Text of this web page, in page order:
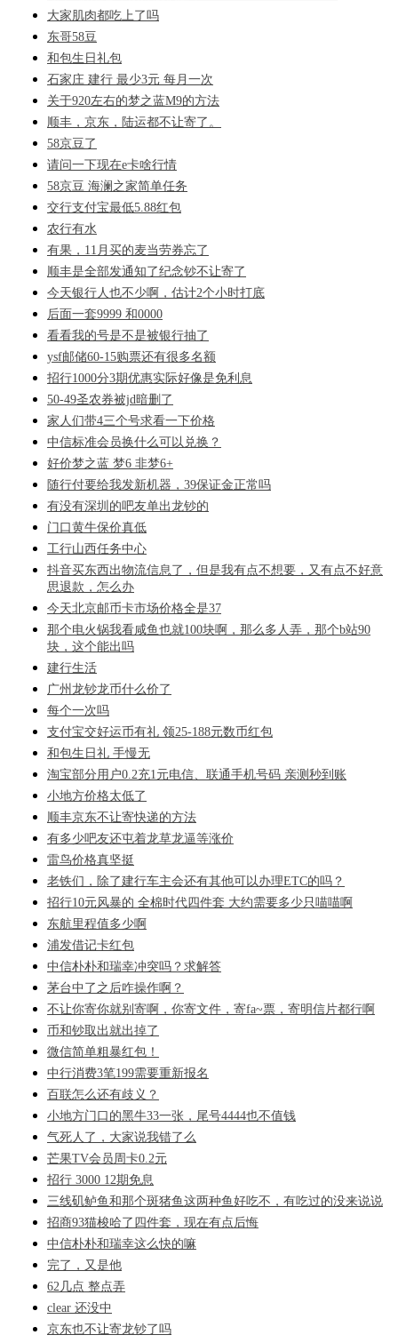
大家肌肉都吃上了吗
东哥58豆
和包生日礼包
石家庄 建行 最少3元 每月一次
关于920左右的梦之蓝M9的方法
顺丰，京东，陆运都不让寄了。
58京豆了
请问一下现在e卡啥行情
58京豆 海澜之家简单任务
交行支付宝最低5.88红包
农行有水
有果，11月买的麦当劳券忘了
顺丰是全部发通知了纪念钞不让寄了
今天银行人也不少啊，估计2个小时打底
后面一套9999 和0000
看看我的号是不是被银行抽了
ysf邮储60-15购票还有很多名额
招行1000分3期优惠实际好像是免利息
50-49圣农券被jd暗删了
家人们带4三个号求看一下价格
中信标准会员换什么可以兑换？
好价梦之蓝 梦6 非梦6+
随行付要给我发新机器，39保证金正常吗
有没有深圳的吧友单出龙钞的
门口黄牛保价真低
工行山西任务中心
抖音买东西出物流信息了，但是我有点不想要，又有点不好意
思退款，怎么办
今天北京邮币卡市场价格全是37
那个电火锅我看咸鱼也就100块啊，那么多人弄，那个b站90
块，这个能出吗
建行生活
广州龙钞龙币什么价了
每个一次吗
支付宝交好运币有礼 领25-188元数币红包
和包生日礼 手慢无
淘宝部分用户0.2充1元电信、联通手机号码 亲测秒到账
小地方价格太低了
顺丰京东不让寄快递的方法
有多少吧友还屯着龙草龙逼等涨价
雷鸟价格真坚挺
老铁们，除了建行车主会还有其他可以办理ETC的吗？
招行10元风暴的 全棉时代四件套 大约需要多少只喵喵啊
东航里程值多少啊
浦发借记卡红包
中信朴朴和瑞幸冲突吗？求解答
茅台中了之后咋操作啊？
不让你寄你就别寄啊，你寄文件，寄fa~票，寄明信片都行啊
币和钞取出就出掉了
微信简单粗暴红包！
中行消费3笔199需要重新报名
百联怎么还有歧义？
小地方门口的黑牛33一张，尾号4444也不值钱
气死人了，大家说我错了么
芒果TV会员周卡0.2元
招行 3000 12期免息
三线矶鲈鱼和那个斑猪鱼这两种鱼好吃不，有吃过的没来说说
招商93猫梭哈了四件套，现在有点后悔
中信朴朴和瑞幸这么快的嘛
完了，又是他
62几点 整点弄
clear 还没中
京东也不让寄龙钞了吗